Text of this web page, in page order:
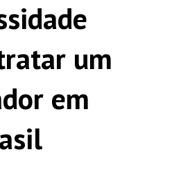
um
em